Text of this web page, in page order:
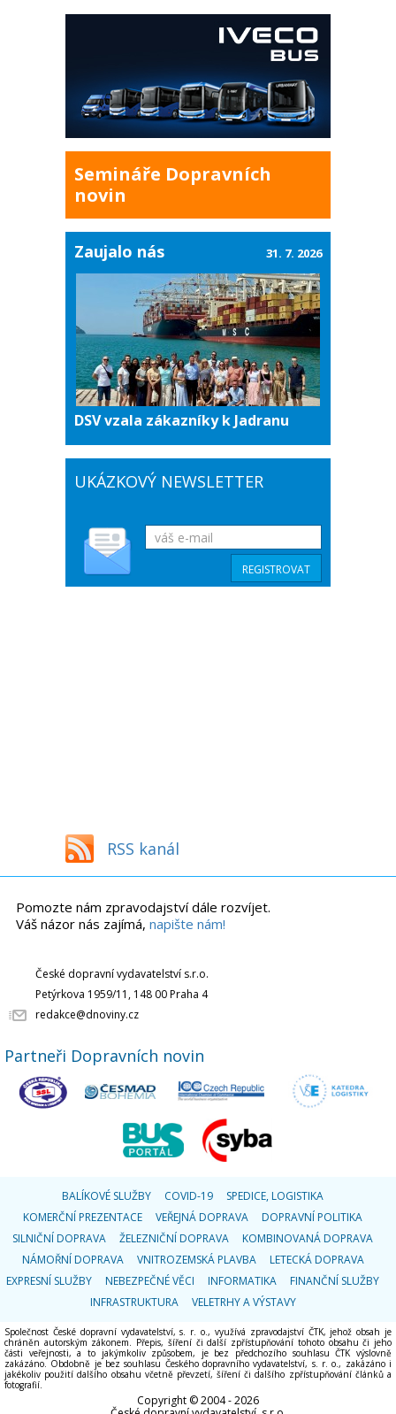
Semináře Dopravních
novin
Zaujalo nás
DSV vzala zákazníky k Jadranu
31. 7. 2026
UKÁZKOVÝ NEWSLETTER
RSS kanál
Pomozte nám zpravodajství dále rozvíjet.
Váš názor nás zajímá, napište nám!
České dopravní vydavatelství s.r.o.
Petýrkova 1959/11, 148 00 Praha 4
redakce@dnoviny.cz
Partneři Dopravních novin
BALÍKOVÉ SLUŽBY COVID-19
SPEDICE, LOGISTIKA
KOMERČNÍ PREZENTACE
VEŘEJNÁ DOPRAVA
DOPRAVNÍ POLITIKA
SILNIČNÍ DOPRAVA
ŽELEZNIČNÍ DOPRAVA
KOMBINOVANÁ DOPRAVA
NÁMOŘNÍ DOPRAVA
VNITROZEMSKÁ PLAVBA
LETECKÁ DOPRAVA
EXPRESNÍ SLUŽBY
NEBEZPEČNÉ VĚCI INFORMATIKA
FINANČNÍ SLUŽBY
INFRASTRUKTURA
VELETRHY A VÝSTAVY
Společnost České dopravní vydavatelství, s. r. o., využívá zpravodajství ČTK, jehož obsah je
chráněn autorským zákonem. Přepis, šíření či další zpřístupňování tohoto obsahu či jeho
části veřejnosti, a to jakýmkoliv způsobem, je bez předchozího souhlasu ČTK výslovně
zakázáno. Obdobně je bez souhlasu Českého dopravního vydavatelství, s. r. o., zakázáno i
jakékoliv použití dalšího obsahu včetně převzetí, šíření či dalšího zpřístupňování článků a
fotografií.
Copyright © 2004 - 2026